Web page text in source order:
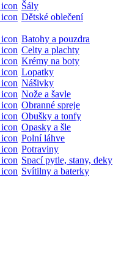
Šály
Dětské oblečení
Batohy a pouzdra
Celty a plachty
Krémy na boty
Lopatky
Nášivky
Nože a šavle
Obranné spreje
Obušky a tonfy
Opasky a šle
Polní láhve
Potraviny
Spací pytle, stany, deky
Svítilny a baterky